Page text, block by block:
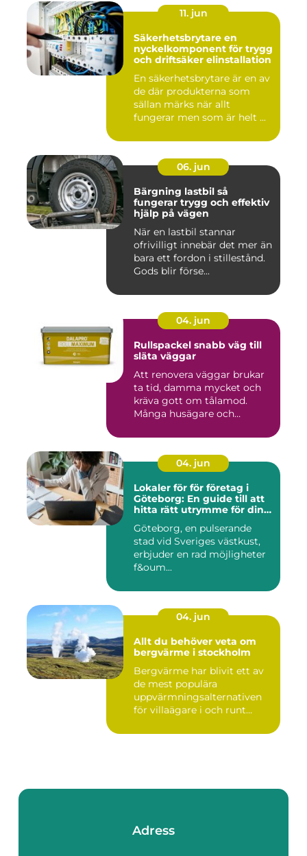
11. jun
Säkerhetsbrytare en
nyckelkomponent för trygg
och driftsäker elinstallation
En säkerhetsbrytare är en av
de där produkterna som
sällan märks när allt
fungerar men som är helt ...
06. jun
Bärgning lastbil så
fungerar trygg och effektiv
hjälp på vägen
När en lastbil stannar
ofrivilligt innebär det mer än
bara ett fordon i stillestånd.
Gods blir förse...
04. jun
Rullspackel snabb väg till
släta väggar
Att renovera väggar brukar
ta tid, damma mycket och
kräva gott om tålamod.
Många husägare och
04. jun
Lokaler för för företag i
Göteborg: En guide till att
hitta rätt utrymme för din
Göteborg, en pulserande
stad vid Sveriges västkust,
erbjuder en rad möjligheter
f&oum...
04. jun
Allt du behöver veta om
bergvärme i stockholm
Bergvärme har blivit ett av
de mest populära
uppvärmningsalternativen
för villaägare i och runt
Adress